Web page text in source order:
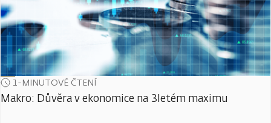
1-MINUTOVÉ ČTENÍ
Makro: Důvěra v ekonomice na 3letém maximu